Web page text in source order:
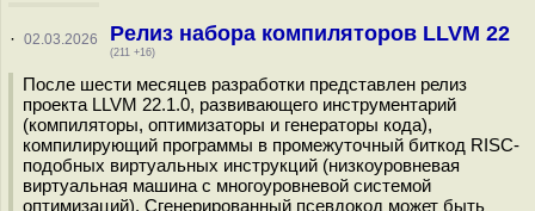
· 02.03.2026 Релиз набора компиляторов LLVM 22
(211 +16)
После шести месяцев разработки представлен релиз
проекта LLVM 22.1.0, развивающего инструментарий
(компиляторы, оптимизаторы и генераторы кода),
компилирующий программы в промежуточный биткод RISC-
подобных виртуальных инструкций (низкоуровневая
виртуальная машина с многоуровневой системой
оптимизаций). Сгенерированный псевдокод может быть